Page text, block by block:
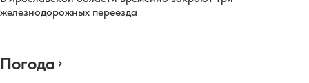
железнодорожных переезда
Погода